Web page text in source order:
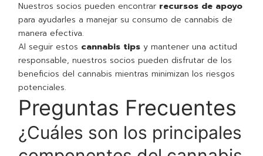
Nuestros socios pueden encontrar recursos de apoyo
para ayudarles a manejar su consumo de cannabis de
manera efectiva.
Al seguir estos cannabis tips y mantener una actitud
responsable, nuestros socios pueden disfrutar de los
beneficios del cannabis mientras minimizan los riesgos
potenciales.
Preguntas Frecuentes
¿Cuáles son los principales